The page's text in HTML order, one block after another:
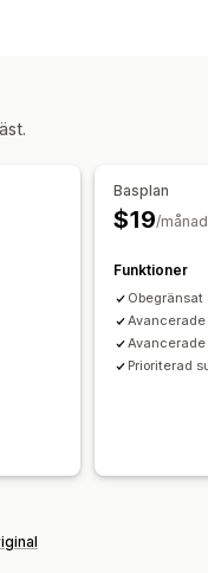
Basplan
$19/månad
Funktioner
Obegränsat
Prioriterad